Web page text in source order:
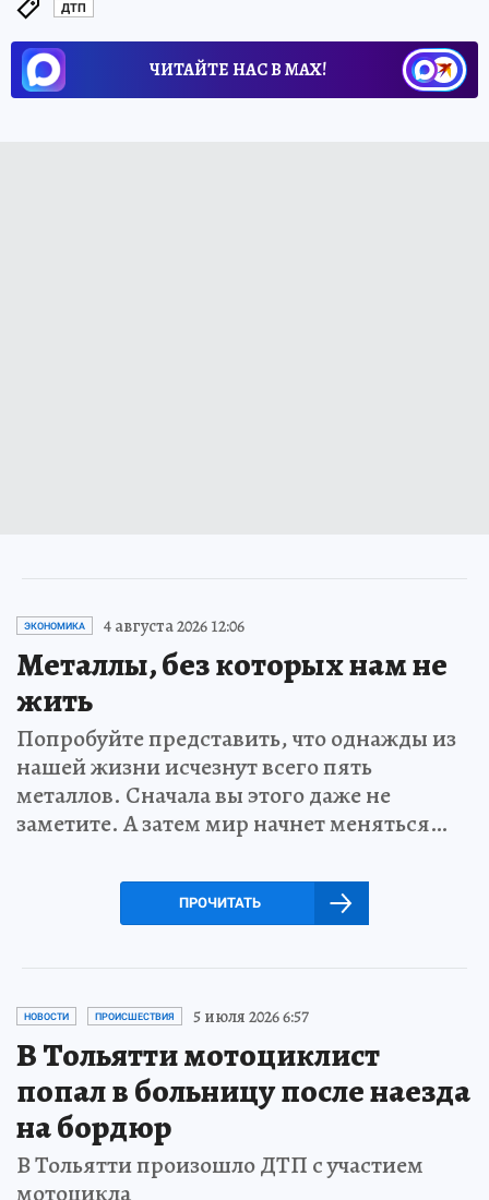
ДТП
ЧИТАЙТЕ НАС В МАХ!
ЭКОНОМИКА 4 августа 2026 12:06
Металлы, без которых нам не
жить
Попробуйте представить, что однажды из
нашей жизни исчезнут всего пять
металлов. Сначала вы этого даже не
заметите. А затем мир начнет меняться…
ПРОЧИТАТЬ
НОВОСТИ ПРОИСШЕСТВИЯ 5 июля 2026 6:57
В Тольятти мотоциклист
попал в больницу после наезда
на бордюр
В Тольятти произошло ДТП с участием
мотоцикла